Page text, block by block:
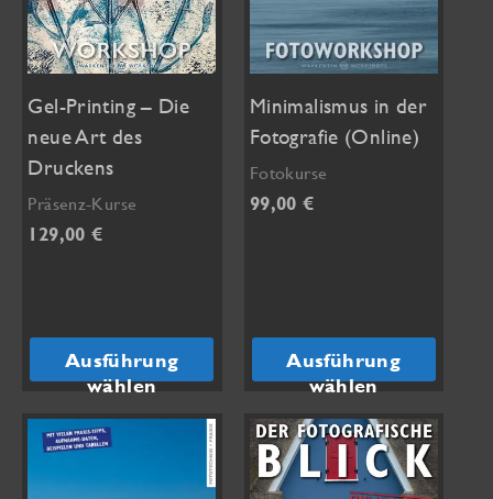
Gel-Printing – Die
neue Art des
Druckens
Präsenz-Kurse
129,00€
Ausführung
wählen
weist
mehrere
Varianten
auf.
Die
Optionen
Minimalismus in der
Fotografie (Online)
Fotokurse
99,00€
Ausführung
wählen
mehrere
Varianten
Die
Optionen
können